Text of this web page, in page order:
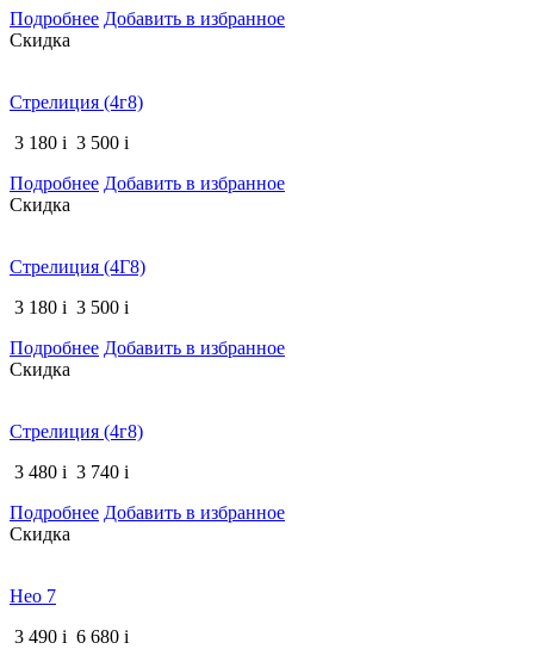
Подробнее Добавить в избранное
Скидка
Стрелиция (4г8)
3 180 i 3 500 i
Подробнее Добавить в избранное
Скидка
Стрелиция (4Г8)
3 180 i 3 500 i
Подробнее Добавить в избранное
Скидка
Стрелиция (4г8)
3 480 i 3 740 i
Подробнее Добавить в избранное
Скидка
Нео 7
3 490 i 6 680 i